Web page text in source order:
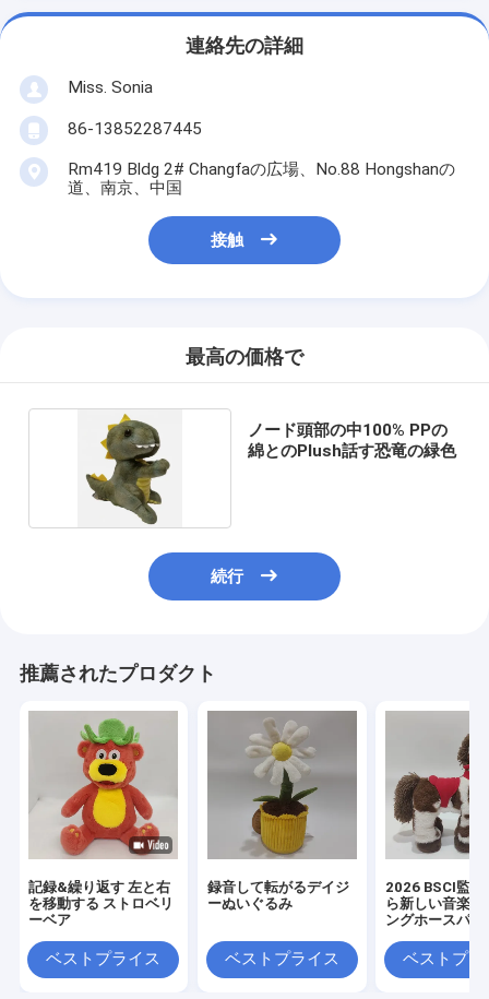
連絡先の詳細
Miss. Sonia
86-13852287445
Rm419 Bldg 2# Changfaの広場、No.88 Hongshanの
道、南京、中国
接触
最高の価格で
ノード頭部の中100% PPの
綿とのPlush話す恐竜の緑色
続行
推薦されたプロダクト
記録&繰り返す 左と右
を移動する ストロベリ
ーベア
ベストプライス
録音して転がるデイジ
ーぬいぐるみ
ベストプライス
2026 BSCI監査
ら新しい音楽ウ
ングホースパル
ベストプラ